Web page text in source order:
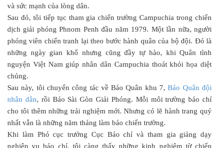
và sức mạnh của lòng dân.
Sau đó, tôi tiếp tục tham gia chiến trường Campuchia trong chiến
dịch giải phóng Phnom Penh đầu năm 1979. Một lần nữa, người
phóng viên chiến tranh lại theo bước hành quân của bộ đội. Đó là
những ngày gian khổ nhưng cũng đầy tự hào, khi Quân tình
nguyện Việt Nam giúp nhân dân Campuchia thoát khỏi họa diệt
chủng.
Sau này, tôi chuyển công tác về Báo Quân khu 7,Báo Quân đội
nhân dân, rồi Báo Sài Gòn Giải Phóng. Mỗi môi trường báo chí
cho tôi thêm những trải nghiệm mới. Nhưng có lẽ hành trang quý
nhất vẫn là những năm tháng làm báo chiến trường.
Khi làm Phó cục trưởng Cục Báo chí và tham gia giảng dạy
nghiệp vụ báo chí, tôi càng thấy những kinh nghiệm từ chiến